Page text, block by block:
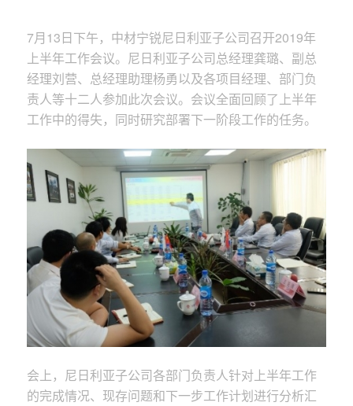
7月13日下午，中材宁锐尼日利亚子公司召开2019年
上半年工作会议。尼日利亚子公司总经理龚璐、副总
经理刘营、总经理助理杨勇以及各项目经理、部门负
责人等十二人参加此次会议。会议全面回顾了上半年
工作中的得失，同时研究部署下一阶段工作的任务。
会上，尼日利亚子公司各部门负责人针对上半年工作
的完成情况、现存问题和下一步工作计划进行分析汇